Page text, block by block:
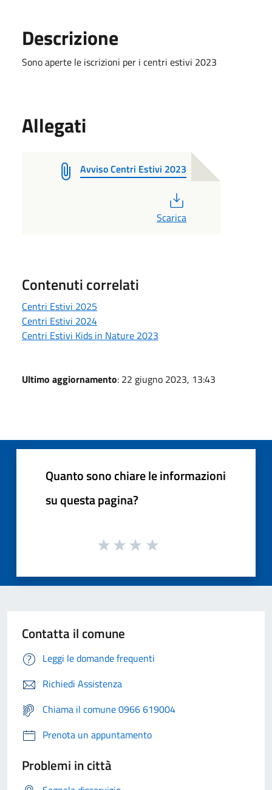
Descrizione
Sono aperte le iscrizioni per i centri estivi 2023
Allegati
Avviso Centri Estivi 2023
Scarica
Contenuti correlati
Centri Estivi 2025
Centri Estivi 2024
Centri Estivi Kids in Nature 2023
Ultimo aggiornamento: 22 giugno 2023, 13:43
Quanto sono chiare le informazioni
su questa pagina?
Contatta il comune
Leggi le domande frequenti
Richiedi Assistenza
Chiama il comune 0966 619004
Prenota un appuntamento
Problemi in città